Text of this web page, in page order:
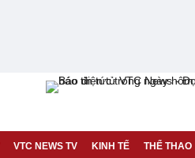
VTC NEWS TV KINH TẾ THỂ THAO